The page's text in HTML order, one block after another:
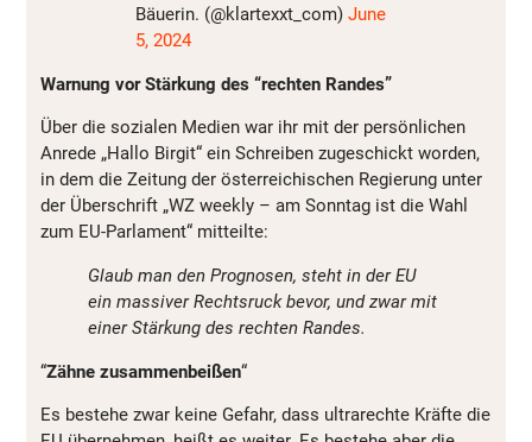
Bäuerin. (@klartexxt_com) June
5, 2024
Warnung vor Stärkung des “rechten Randes”
Über die sozialen Medien war ihr mit der persönlichen
Anrede „Hallo Birgit“ ein Schreiben zugeschickt worden,
in dem die Zeitung der österreichischen Regierung unter
der Überschrift „WZ weekly – am Sonntag ist die Wahl
zum EU-Parlament“ mitteilte:
Glaub man den Prognosen, steht in der EU
ein massiver Rechtsruck bevor, und zwar mit
einer Stärkung des rechten Randes.
“Zähne zusammenbeißen“
Es bestehe zwar keine Gefahr, dass ultrarechte Kräfte die